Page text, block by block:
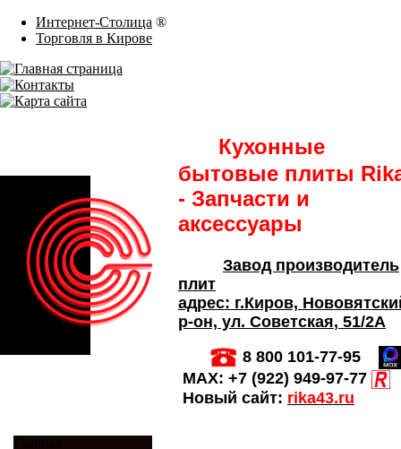
Интернет-Столица ®
Торговля в Кирове
Кухонные
бытовые плиты
- Запчасти и
аксессуары
Завод производитель
плит
адрес: г.Киров,
р-он, ул. Советская, 51/2А
8 800 101-77-95
MAX: +7 (922) 949-97-77
Новый сайт: rika43.ru